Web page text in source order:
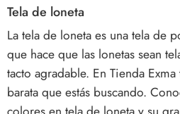
Tela de loneta
Latela de lonetaes una tela de
que hace que las lonetas sean
tacto agradable. En Tienda
barata que estás buscando.